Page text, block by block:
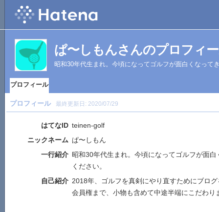
ぱ〜しもんさんのプロフィ
昭和30年代生まれ。今頃になってゴルフが面白くなって
プロフィール
プロフィール 最終更新日: 2020/07/29
はてなID teinen-golf
ニックネーム ぱ〜しもん
一行紹介 昭和30年代生まれ。今頃になってゴルフが面
ください。
自己紹介 2018年、ゴルフを真剣にやり直すためにブロ
会員権まで、小物も含めて中途半端にこだわり